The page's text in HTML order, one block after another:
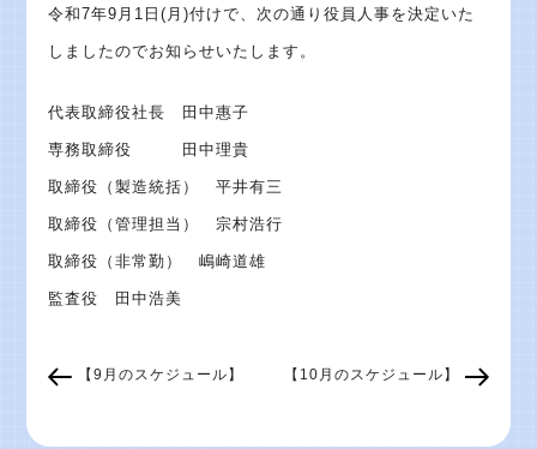
令和7年9月1日(月)付けで、次の通り役員人事を決定いた
しましたのでお知らせいたします。
代表取締役社長 田中惠子
専務取締役 田中理貴
取締役（製造統括） 平井有三
取締役（管理担当） 宗村浩行
取締役（非常勤） 嶋崎道雄
監査役 田中浩美
【9月のスケジュール】 【10月のスケジュール】